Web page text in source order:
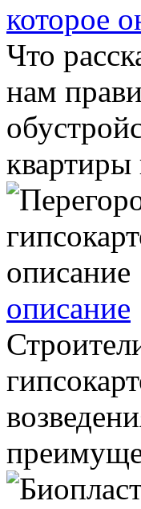
которое
Что
нам
квартиры
описание